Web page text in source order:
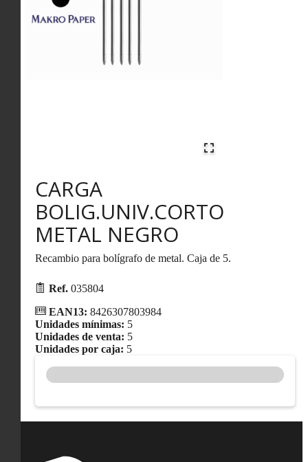
CARGA
BOLIG.UNIV.CORTO
METAL NEGRO
Recambio para bolígrafo de metal. Caja de 5.
Ref. 035804
EAN13: 8426307803984
Unidades mínimas: 5
Unidades de venta: 5
Unidades por caja: 5